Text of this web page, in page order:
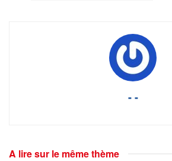
- -
A lire sur le même thème